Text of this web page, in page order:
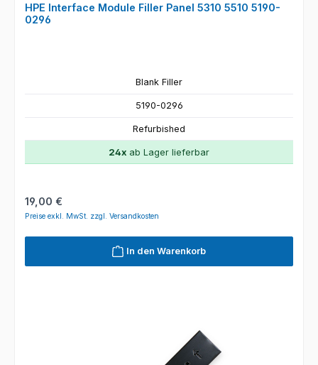
HPE Interface Module Filler Panel 5310 5510 5190-
0296
Blank Filler
5190-0296
Refurbished
24x ab Lager lieferbar
Regulärer Preis:
19,00 €
Preise exkl. MwSt. zzgl. Versandkosten
In den Warenkorb